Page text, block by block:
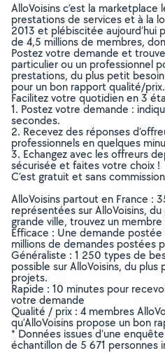
AlloVoisins c’est la marketplace
prestations de services et à la
2013 et plébiscitée aujourd’hui
de 4,5 millions de membres,
Postez votre demande et
particulier ou un professionnel
prestations, du plus petit
pour un bon rapport qualité/prix.
Facilitez votre quotidien en 3
1. Postez votre demande :
secondes.
2. Recevez des réponses
professionnels en quelques
3. Echangez avec les offreurs
sécurisée et faites votre choix !
C’est gratuit et sans
AlloVoisins partout en France :
représentées sur AlloVoisins,
grande ville, trouvez un
Efficace : Une demande
millions de demandes postées
Généraliste : 1 250 types de
possible sur AlloVoisins, du
projets.
Rapide : 10 minutes pour
votre demande
Qualité / prix : 4 membres
qu’AlloVoisins propose un bon
* Données issues d’une
échantillon de 5 671 personnes